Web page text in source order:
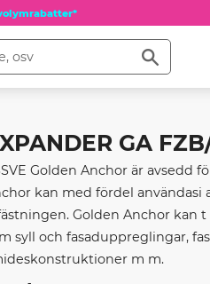
GA
Golden Anchor är avsedd
kan med fördel användasi
Golden Anchor kan
syll och fasaduppreglingar,
m m.